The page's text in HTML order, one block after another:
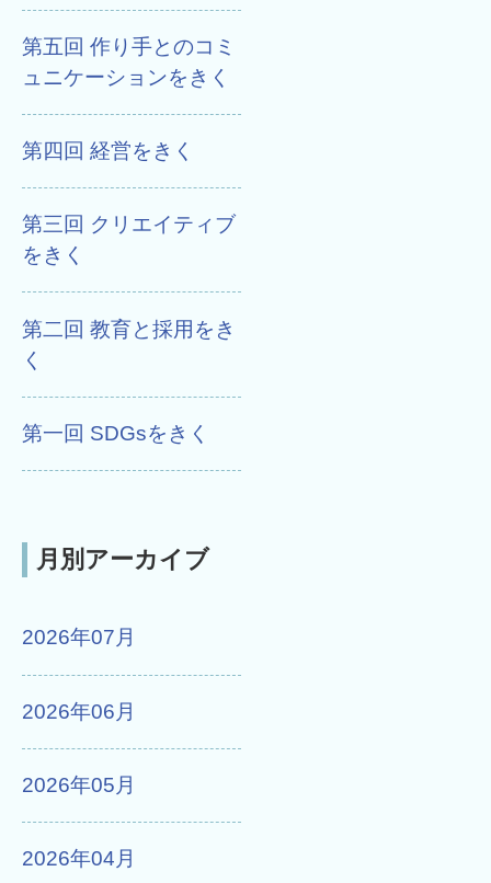
第五回 作り手とのコミ
ュニケーションをきく
第四回 経営をきく
第三回 クリエイティブ
をきく
第二回 教育と採用をき
く
第一回 SDGsをきく
月別アーカイブ
2026年07月
2026年06月
2026年05月
2026年04月